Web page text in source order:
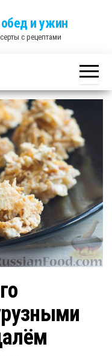
и ужин
с рецептами